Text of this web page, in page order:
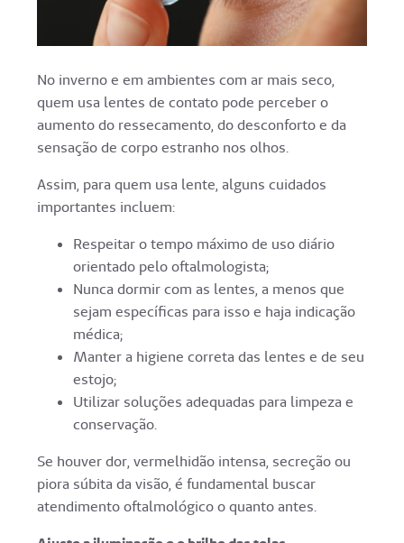
No inverno e em ambientes com ar mais seco,
quem usa lentes de contato pode perceber o
aumento do ressecamento, do desconforto e da
sensação de corpo estranho nos olhos.
Assim, para quem usa lente, alguns cuidados
importantes incluem:
Respeitar o tempo máximo de uso diário
orientado pelo oftalmologista;
Nunca dormir com as lentes, a menos que
sejam específicas para isso e haja indicação
médica;
Manter a higiene correta das lentes e de seu
estojo;
Utilizar soluções adequadas para limpeza e
conservação.
Se houver dor, vermelhidão intensa, secreção ou
piora súbita da visão, é fundamental buscar
atendimento oftalmológico o quanto antes.